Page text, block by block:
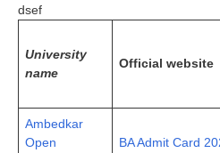
dsef
University
name
Official website
Ambedkar
Open
BA Admit Card